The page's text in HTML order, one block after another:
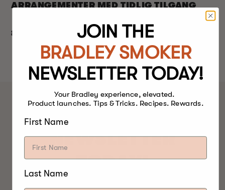
ARRANGEMENTER MED TIDLIG TILGANG
& MER...
JOIN THEBRADLEY
NEWSLETTER
TODAY!
JOIN THE
BRADLEY SMOKER
NEWSLETTER TODAY!
Your Bradley experience, elevated.
Product launches. Tips & Tricks. Recipes. Rewards.
First Name
Last Name